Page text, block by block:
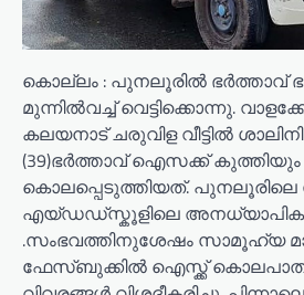
കൊല്ലം : പുനലൂരിൽ ഭർത്താവ്
മുന്നിൽവച്ച് വെട്ടിക്കൊന്നു.
കലയനാട് ചരുവിള വീട്ടിൽ
(39)ഭർത്താവ് ഐസക്ക് കുത്തിയും
കൊലപ്പെടുത്തിയത്.
എയ്ഡഡ്സ്കൂളിലെ
.സംഭവത്തിനുശേഷം സാമൂഹ്യ
ഫേസ്ബുക്കിൽ ഐസ്ക്ക്